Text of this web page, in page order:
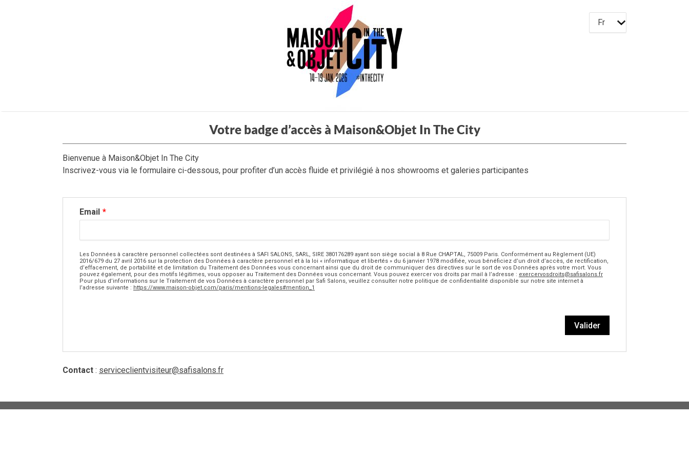
Fr
Votre badge d’accès à Maison&Objet In The City
Bienvenue à Maison&Objet In The City
Inscrivez-vous via le formulaire ci-dessous, pour profiter d’un accès fluide et privilégié à nos showrooms et galeries participantes
Email
Les Données à caractère personnel collectées sont destinées à SAFI SALONS, SARL, SIRE 380176289 ayant son siège social à 8 Rue CHAPTAL, 75009 Paris. Conformément au Règlement (UE)
2016/679 du 27 avril 2016 sur la protection des Données à caractère personnel et à la loi « informatique et libertés » du 6 janvier 1978 modifiée, vous bénéficiez d’un droit d’accès, de rectification,
d’effacement, de portabilité et de limitation du Traitement des Données vous concernant ainsi que du droit de communiquer des directives sur le sort de vos Données après votre mort. Vous
pouvez également, pour des motifs légitimes, vous opposer au Traitement des Données vous concernant. Vous pouvez exercer vos droits par mail à l’adresse : exercervosdroits@safisalons.fr
Pour plus d’informations sur le Traitement de vos Données à caractère personnel par Safi Salons, veuillez consulter notre politique de confidentialité disponible sur notre site internet à
l’adresse suivante : https://www.maison-objet.com/paris/mentions-legales#mention_1
Valider
Contact : serviceclientvisiteur@safisalons.fr